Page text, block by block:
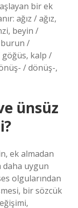
bir ek
ağız / ağız,
beyin /
burun /
kalp /
/ dönüş-,
ünsüz
ek almadan
daha uygun
olgularından
bir sözcük